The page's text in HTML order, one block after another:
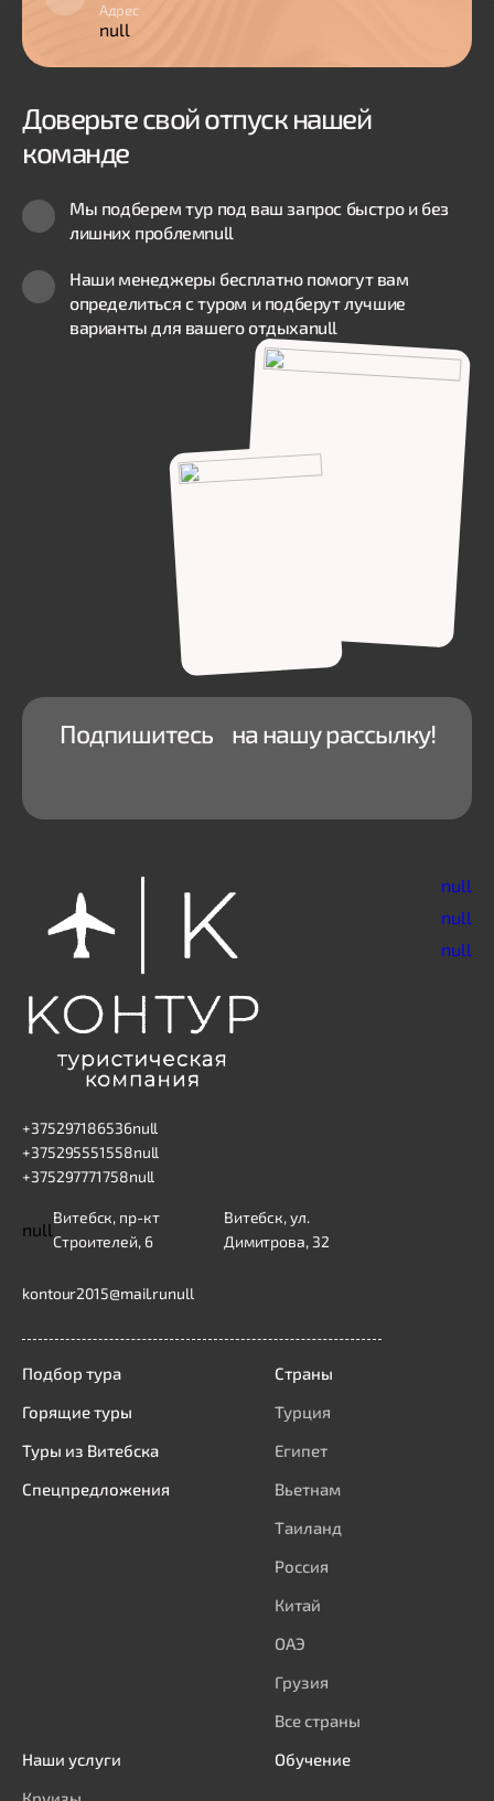
Адрес
null
Доверьте свой отпуск нашей
команде
Мы подберем тур под ваш запрос быстро и без
лишних проблемnull
Наши менеджеры бесплатно помогут вам
определиться с туром и подберут лучшие
варианты для вашего отдыхаnull
Подпишитесь на нашу рассылку!
+375297186536null
+375295551558null
+375297771758null
Витебск, ул.
Димитрова, 32
Витебск, пр-кт
Строителей, 6
null
kontour2015@mail.runull
null
null
null
Подбор тура
Горящие туры
Туры из Витебска
Спецпредложения
Страны
Турция
Египет
Вьетнам
Таиланд
Россия
Китай
ОАЭ
Грузия
Все страны
Наши услуги
Обучение